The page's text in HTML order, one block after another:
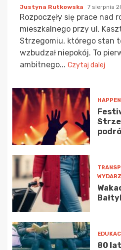
Justyna Rutkowska 7 sierpnia
Rozpoczęły się prace nad
mieszkalnego przy ul.
Strzegomiu, którego stan
wzbudzał niepokój. To
ambitnego... Czytaj dalej
80 lat